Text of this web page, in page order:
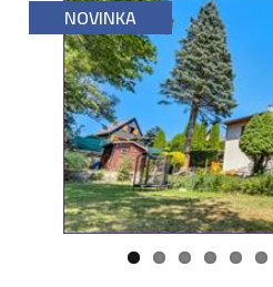
NOVINKA